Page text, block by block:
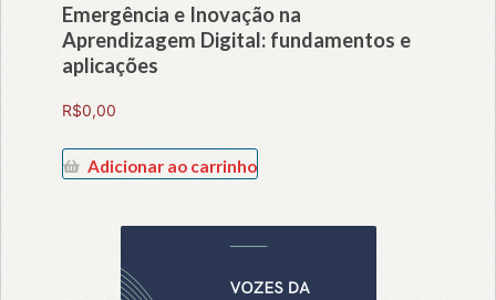
Emergência e Inovação na
Aprendizagem Digital: fundamentos e
aplicações
R$0,00
Adicionar ao carrinho